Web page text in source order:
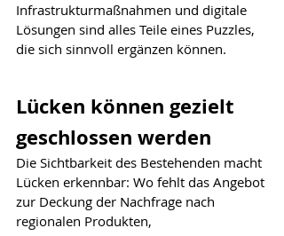
Infrastrukturmaßnahmen und digitale
Lösungen sind alles Teile eines Puzzles,
die sich sinnvoll ergänzen können.
Lücken können gezielt
geschlossen werden
Die Sichtbarkeit des Bestehenden macht
Lücken erkennbar: Wo fehlt das Angebot
zur Deckung der Nachfrage nach
regionalen Produkten,